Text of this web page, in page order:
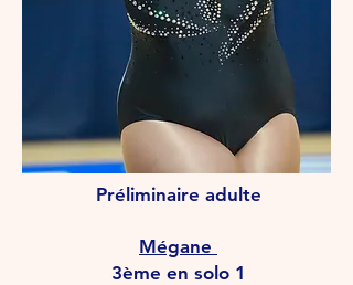
Préliminaire adulte
Mégane
3ème en solo 1